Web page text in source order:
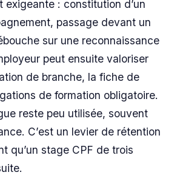
exigeante : constitution d’un
passage devant un
sur une reconnaissance
peut ensuite valoriser
de branche, la fiche de
de formation obligatoire.
reste peu utilisée, souvent
C’est un levier de rétention
qu’un stage CPF de trois